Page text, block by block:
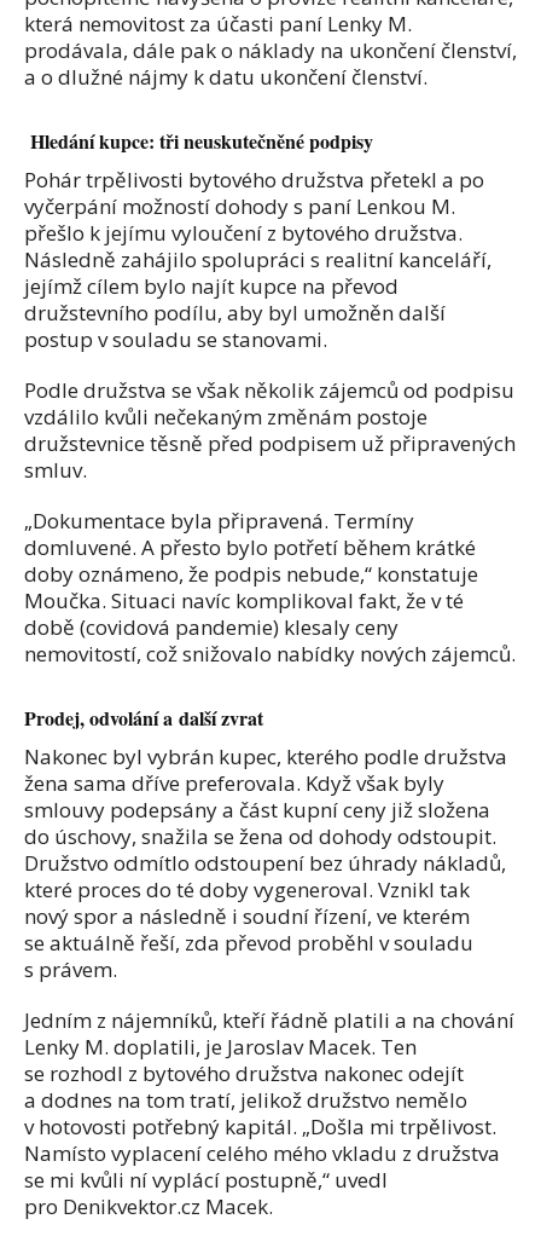
která nemovitost za účasti paní Lenky M.
prodávala, dále pak o náklady na ukončení členství,
a o dlužné nájmy k datu ukončení členství.
Hledání kupce: tři neuskutečněné podpisy
Pohár trpělivosti bytového družstva přetekl a po
vyčerpání možností dohody s paní Lenkou M.
přešlo k jejímu vyloučení z bytového družstva.
Následně zahájilo spolupráci s realitní kanceláří,
jejímž cílem bylo najít kupce na převod
družstevního podílu, aby byl umožněn další
postup v souladu se stanovami.
Podle družstva se však několik zájemců od podpisu
vzdálilo kvůli nečekaným změnám postoje
družstevnice těsně před podpisem už připravených
smluv.
„Dokumentace byla připravená. Termíny
domluvené. A přesto bylo potřetí během krátké
doby oznámeno, že podpis nebude,“ konstatuje
Moučka. Situaci navíc komplikoval fakt, že v té
době (covidová pandemie) klesaly ceny
nemovitostí, což snižovalo nabídky nových zájemců.
Prodej, odvolání a další zvrat
Nakonec byl vybrán kupec, kterého podle družstva
žena sama dříve preferovala. Když však byly
smlouvy podepsány a část kupní ceny již složena
do úschovy, snažila se žena od dohody odstoupit.
Družstvo odmítlo odstoupení bez úhrady nákladů,
které proces do té doby vygeneroval. Vznikl tak
nový spor a následně i soudní řízení, ve kterém
se aktuálně řeší, zda převod proběhl v souladu
s právem.
Jedním z nájemníků, kteří řádně platili a na chování
Lenky M. doplatili, je Jaroslav Macek. Ten
se rozhodl z bytového družstva nakonec odejít
a dodnes na tom tratí, jelikož družstvo nemělo
v hotovosti potřebný kapitál. „Došla mi trpělivost.
Namísto vyplacení celého mého vkladu z družstva
se mi kvůli ní vyplácí postupně,“ uvedl
pro Denikvektor.cz Macek.